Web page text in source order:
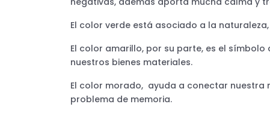
El color verde está asociado a la
El color amarillo, por su parte, es el
nuestros bienes materiales.
El color morado, ayuda a conectar nuestra
problema de memoria.